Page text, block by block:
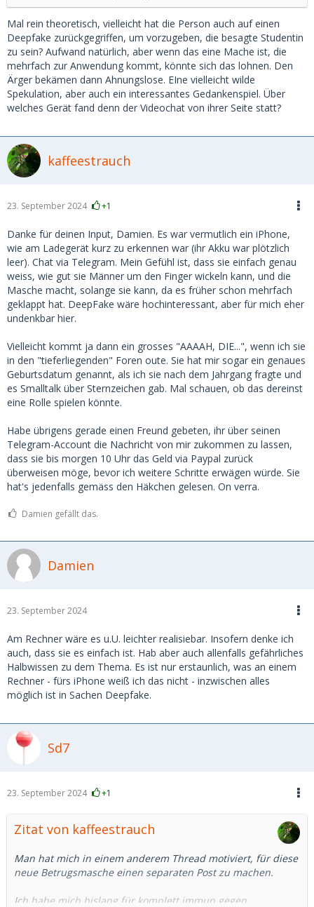
Mal rein theoretisch, vielleicht hat die Person auch auf einen
Deepfake zurückgegriffen, um vorzugeben, die besagte Studentin
zu sein? Aufwand natürlich, aber wenn das eine Mache ist, die
mehrfach zur Anwendung kommt, könnte sich das lohnen. Den
Ärger bekämen dann Ahnungslose. EIne vielleicht wilde
Spekulation, aber auch ein interessantes Gedankenspiel. Über
welches Gerät fand denn der Videochat von ihrer Seite statt?
kaffeestrauch
23. September 2024 +1
Danke für deinen Input, Damien. Es war vermutlich ein iPhone,
wie am Ladegerät kurz zu erkennen war (ihr Akku war plötzlich
leer). Chat via Telegram. Mein Gefühl ist, dass sie einfach genau
weiss, wie gut sie Männer um den Finger wickeln kann, und die
Masche macht, solange sie kann, da es früher schon mehrfach
geklappt hat. DeepFake wäre hochinteressant, aber für mich eher
undenkbar hier.
Vielleicht kommt ja dann ein grosses "AAAAH, DIE...", wenn ich sie
in den "tieferliegenden" Foren oute. Sie hat mir sogar ein genaues
Geburtsdatum genannt, als ich sie nach dem Jahrgang fragte und
es Smalltalk über Sternzeichen gab. Mal schauen, ob das dereinst
eine Rolle spielen könnte.
Habe übrigens gerade einen Freund gebeten, ihr über seinen
Telegram-Account die Nachricht von mir zukommen zu lassen,
dass sie bis morgen 10 Uhr das Geld via Paypal zurück
überweisen möge, bevor ich weitere Schritte erwägen würde. Sie
hat's jedenfalls gemäss den Häkchen gelesen. On verra.
Damien gefällt das.
Damien
23. September 2024
Am Rechner wäre es u.U. leichter realisiebar. Insofern denke ich
auch, dass sie es einfach ist. Hab aber auch allenfalls gefährliches
Halbwissen zu dem Thema. Es ist nur erstaunlich, was an einem
Rechner - fürs iPhone weiß ich das nicht - inzwischen alles
möglich ist in Sachen Deepfake.
Sd7
23. September 2024 +1
Zitat von kaffeestrauch
Man hat mich in einem anderem Thread motiviert, für diese
neue Betrugsmasche einen separaten Post zu machen.
Ich habe mich bislang für komplett immun gegen